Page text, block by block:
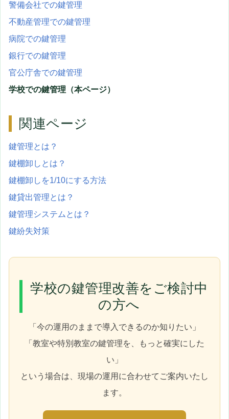
警備会社での鍵管理
不動産管理での鍵管理
病院での鍵管理
銀行での鍵管理
官公庁舎での鍵管理
学校での鍵管理（本ページ）
関連ページ
鍵管理とは？
鍵棚卸しとは？
鍵棚卸しを1/10にする方法
鍵貸出管理とは？
鍵管理システムとは？
鍵紛失対策
学校の鍵管理改善をご検討中
の方へ
「今の運用のままで導入できるのか知りたい」
「教室や特別教室の鍵管理を、もっと確実にした
い」
という場合は、現場の運用に合わせてご案内いたし
ます。